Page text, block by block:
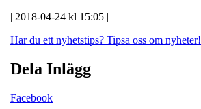
| 2018-04-24 kl 15:05 |
Har du ett nyhetstips? Tipsa oss om nyheter!
Dela Inlägg
Facebook